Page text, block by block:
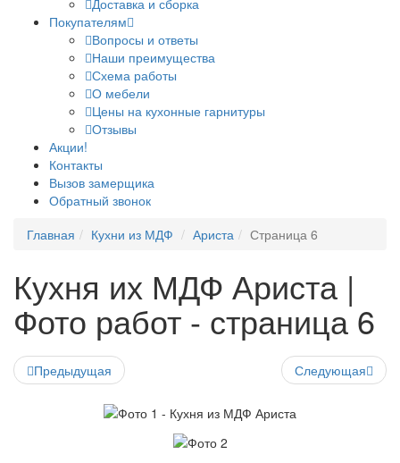
Доставка и сборка
Покупателям
Вопросы и ответы
Наши преимущества
Схема работы
О мебели
Цены на кухонные гарнитуры
Отзывы
Акции!
Контакты
Вызов замерщика
Обратный звонок
Главная
Кухни из МДФ Ариста Страница 6
Кухня их МДФ Ариста |
Фото работ - страница 6
Предыдущая Следующая